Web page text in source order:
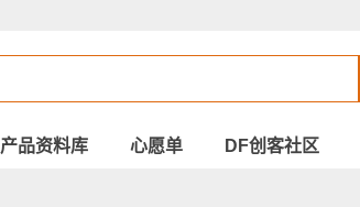
产品资料库 心愿单 DF创客社区